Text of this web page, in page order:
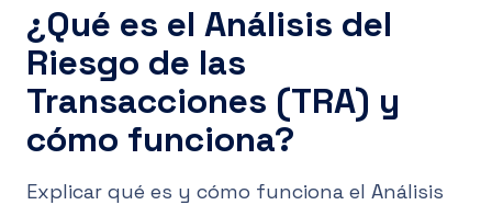
¿Qué es el Análisis del
Riesgo de las
Transacciones (TRA) y
cómo funciona?
Explicar qué es y cómo funciona el Análisis